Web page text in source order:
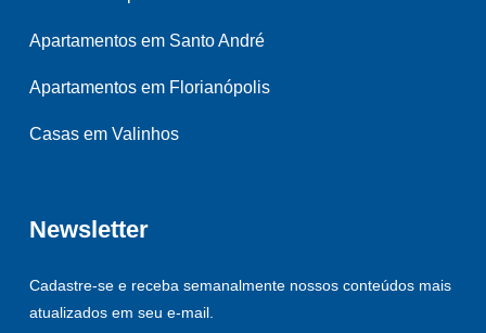
Apartamentos em Santo André
Apartamentos em Florianópolis
Casas em Valinhos
Newsletter
Cadastre-se e receba semanalmente nossos conteúdos mais
atualizados em seu e-mail.